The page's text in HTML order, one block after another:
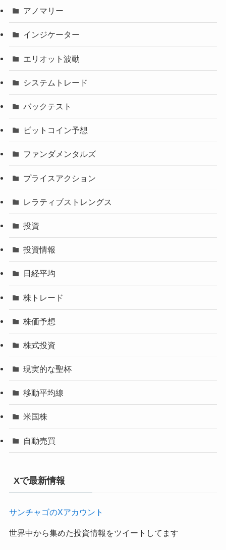
アノマリー
インジケーター
エリオット波動
システムトレード
バックテスト
ビットコイン予想
ファンダメンタルズ
プライスアクション
レラティブストレングス
投資
投資情報
日経平均
株トレード
株価予想
株式投資
現実的な聖杯
移動平均線
米国株
自動売買
Xで最新情報
サンチャゴのXアカウント
世界中から集めた投資情報をツイートしてます